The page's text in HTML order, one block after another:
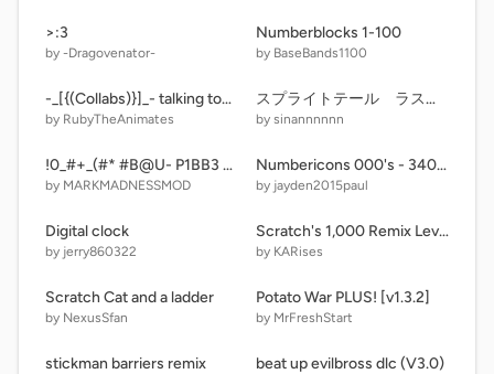
>:3
by -Dragovenator-
Numberblocks 1-100
by BaseBands1100
-_[{(Collabs)}]_- talking tom and ben news HD (Old Version)
by RubyTheAnimates
スプライトテール ラストエキストラキャット戦
by sinannnnnn
!0_#+_(#* #B@U- P1BB3 M@r3 -_!)@()_DK!_#)E
by MARKMADNESSMOD
Numbericons 000's - 3400's
by jayden2015paul
Digital clock
by jerry860322
Scratch's 1,000 Remix Level Challenge! [ Level 16 / 1,000 ]
by KARises
Scratch Cat and a ladder
by NexusSfan
Potato War PLUS! [v1.3.2]
by MrFreshStart
stickman barriers remix beat up evilbross dlc (V3.0)